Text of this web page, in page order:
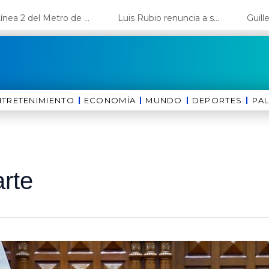
La Línea 2 del Metro de Lima y el Ramal 4 alcanzan un avance del 80% Luis Rubio renuncia a su candidatura a Lima y deja el camino libre a López Aliaga
ECONOMÍA MUNDO DEPORTES